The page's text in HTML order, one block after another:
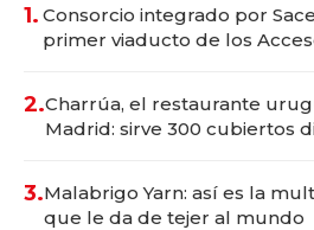
1. Consorcio integrado por
primer viaducto de los
2.Charrúa, el restaurante
Madrid: sirve 300 cubiertos
3.Malabrigo Yarn: así es la
que le da de tejer al mundo